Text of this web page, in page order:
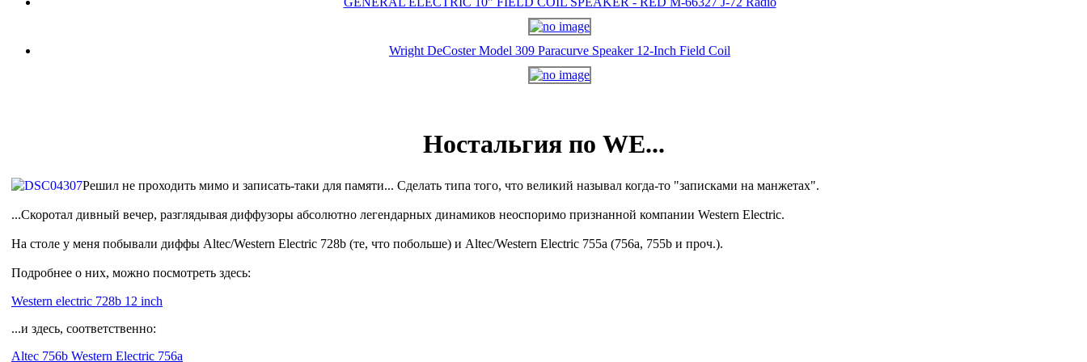
Wright DeCoster Model 309 Paracurve Speaker 12-Inch Field Coil
Ностальгия по WE...
Решил не проходить мимо и записать-таки для памяти... Сделать типа того, что великий называл когда-то "записками на манжетах".
...Скоротал дивный вечер, разглядывая диффузоры абсолютно легендарных динамиков неоспоримо признанной компании Western Electric.
На столе у меня побывали диффы Altec/Western Electric 728b (те, что побольше) и Altec/Western Electric 755а (756a, 755b и проч.).
Подробнее о них, можно посмотреть здесь:
Western electric 728b 12 inch
...и здесь, соответственно:
Altec 756b Western Electric 756a